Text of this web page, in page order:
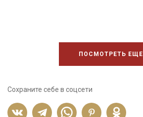
ПОСМОТРЕТЬ ЕЩЕ
Сохраните себе в соцсети